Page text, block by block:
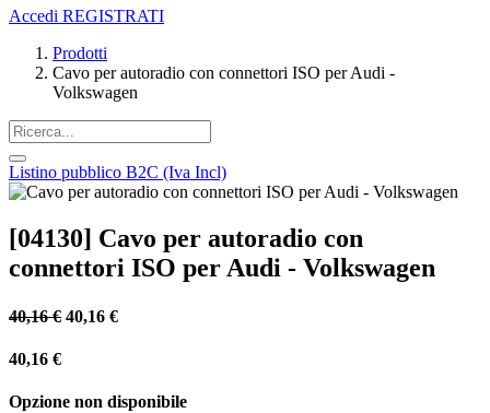
Accedi REGISTRATI
Prodotti
Cavo per autoradio con connettori ISO per Audi -
Volkswagen
Listino pubblico B2C (Iva Incl)
[04130] Cavo per autoradio con
connettori ISO per Audi - Volkswagen
40,16€ 40,16 €
40,16 €
Opzione non disponibile